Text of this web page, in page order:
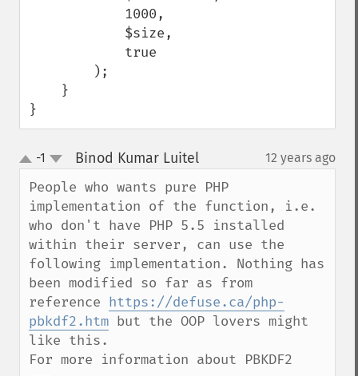
}
up
down
-1 Binod Kumar Luitel¶ 12 years ago
People who wants pure PHP
implementation of the function, i.e.
who don't have PHP 5.5 installed
within their server, can use the
following implementation. Nothing has
been modified so far as from
reference https://defuse.ca/php-
pbkdf2.htm but the OOP lovers might
like this.
For more information about PBKDF2